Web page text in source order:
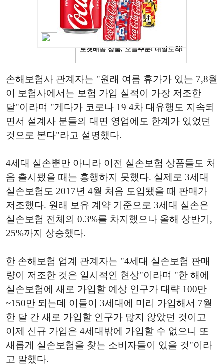
손해보험사 관계자는 "원래 여름 휴가가 있는 7,8월
이 보험사에서는 보험 가입 실적이 가장 저조한
달"이라며 "게다가 코로나 19 4차 대유행도 지속되
면서 설계사 분들의 대면 영업에도 한계가 있었던
것으로 본다"라고 설명했다.
4세대 실손뿐만 아니라 이전 실손보험 상품들도 처
음 출시됐을 때는 흥행하지 못했다. 실제로 3세대
실손보험도 2017년 4월 처음 도입됐을 때 판매가
저조했다. 원래 보유 계약 기준으로 3세대 실손은
실손보험 전체의 0.3%를 차지했으나 올해 상반기,
25%까지 상승했다.
한 손해보험 업계 관계자는 "4세대 실손보험 판매
량이 저조한 것은 일시적인 현상"이라며 "한 해에
실손보험에 새로 가입할 예상 인구가 대략 100만
~150만 되는데 이들이 3세대에 미리 가입해서 7월
한 달 간 새로 가입할 인구가 많지 않았던 것이고
이제 신규 가입은 4세대밖에 가입할 수 없으니 또
새롭게 실손보험을 찾는 소비자들이 있을 것"이라
고 말했다.